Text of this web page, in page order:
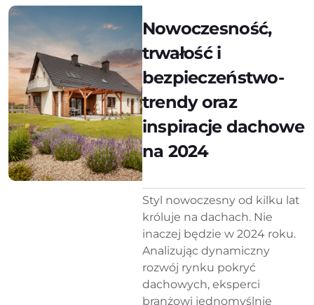
Nowoczesność,
trwałość i
bezpieczeństwo-
trendy oraz
inspiracje dachowe
na 2024
Styl nowoczesny od kilku lat
króluje na dachach. Nie
inaczej będzie w 2024 roku.
Analizując dynamiczny
rozwój rynku pokryć
dachowych, eksperci
branżowi jednomyślnie